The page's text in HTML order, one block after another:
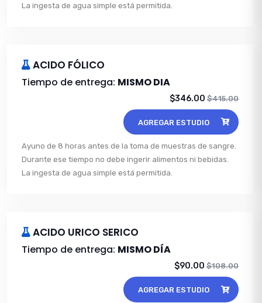
La ingesta de agua simple está permitida.
ACIDO FÓLICO
Tiempo de entrega: MISMO DIA
$346.00 $415.00
AGREGAR ESTUDIO
Ayuno de 8 horas antes de la toma de muestras de sangre.
Durante ese tiempo no debe ingerir alimentos ni bebidas.
La ingesta de agua simple está permitida.
ACIDO URICO SERICO
Tiempo de entrega: MISMO DÍA
$90.00 $108.00
AGREGAR ESTUDIO